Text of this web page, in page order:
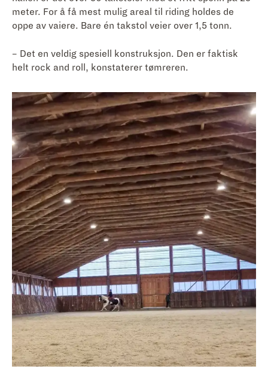
meter. For å få mest mulig areal til riding holdes de
oppe av vaiere. Bare én takstol veier over 1,5 tonn.
– Det en veldig spesiell konstruksjon. Den er faktisk
helt rock and roll, konstaterer tømreren.